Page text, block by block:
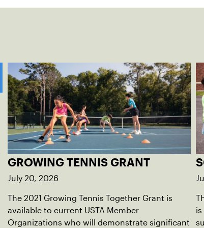
GROWING TENNIS GRANT
July 20, 2026
The 2021 Growing Tennis Together Grant is
available to current USTA Member
Organizations who will demonstrate significant